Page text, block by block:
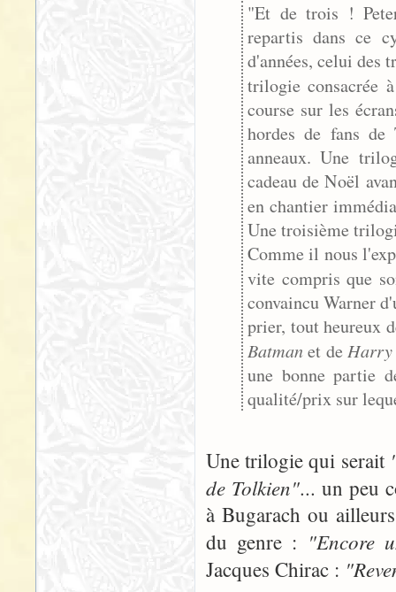
"Et de trois !
repartis dans ce
d'années, celui des
trilogie consacrée
course sur les
hordes de fans
anneaux. Une
cadeau de Noël
en chantier
Une troisième
Comme il nous
vite compris que
convaincu Warner
prier, tout heureux
Batmanet de Harry
une bonne partie
qualité/prix sur
Une trilogie qui serait
de Tolkien"... un peu
à Bugarach ou
du genre : "Encore
Jacques Chirac :